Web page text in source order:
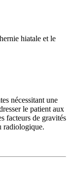
hiatale et le
nécessitant une
le patient aux
facteurs de gravités
radiologique.